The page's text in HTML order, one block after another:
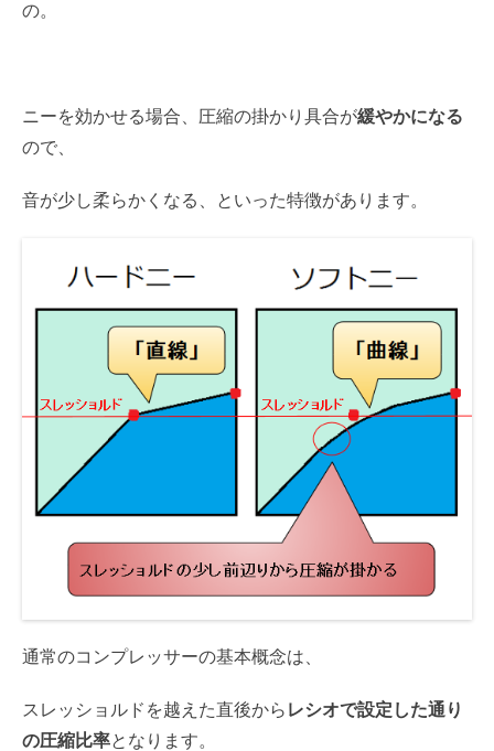
の。
ニーを効かせる場合、圧縮の掛かり具合が緩やかになる
ので、
音が少し柔らかくなる、といった特徴があります。
通常のコンプレッサーの基本概念は、
スレッショルドを越えた直後から レシオで設定した通り
の圧縮比率となります。